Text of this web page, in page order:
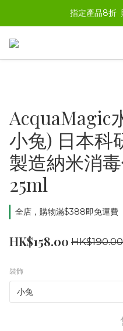
指定產品8折
AcquaMagic
小兔) 日本科
製造納米消
25ml
全店，購物滿$388即免運費
HK$158.00 HK$190.00
裝飾